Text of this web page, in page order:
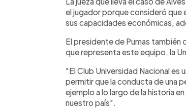
el jugador porque consideró que
sus capacidades económicas,
El presidente de Pumas también
que representa este equipo, la
"El Club Universidad Nacional
permitir que la conducta de una
ejemplo a lo largo de la historia
nuestro país".